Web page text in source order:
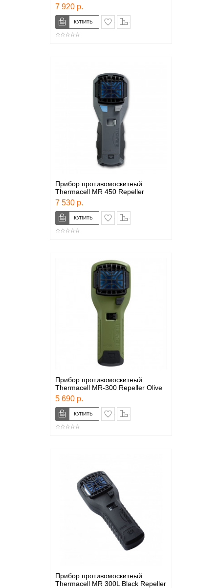
7 920 р.
в закладки
Прибор противомоскитный
Thermacell MR 450 Repeller
7 530 р.
в закладки
Прибор противомоскитный
Thermacell MR-300 Repeller Olive
5 690 р.
в закладки
Прибор противомоскитный
Thermacell MR 300L Black Repeller